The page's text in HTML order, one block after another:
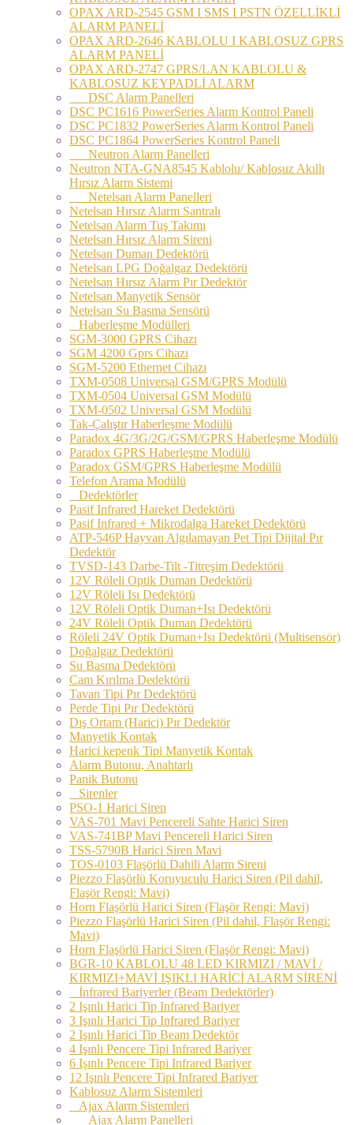
OPAX ARD-2545 GSM I SMS I PSTN ÖZELLİKLİ
ALARM PANELİ
OPAX ARD-2646 KABLOLU I KABLOSUZ GPRS
ALARM PANELİ
OPAX ARD-2747 GPRS/LAN KABLOLU &
KABLOSUZ KEYPADLİ ALARM
DSC Alarm Panelleri
DSC PC1616 PowerSeries Alarm Kontrol Paneli
DSC PC1832 PowerSeries Alarm Kontrol Paneli
DSC PC1864 PowerSeries Kontrol Paneli
Neutron Alarm Panelleri
Neutron NTA-GNA8545 Kablolu/ Kablosuz Akıllı
Hırsız Alarm Sistemi
Netelsan Alarm Panelleri
Netelsan Hırsız Alarm Santralı
Netelsan Alarm Tuş Takımı
Netelsan Hırsız Alarm Sireni
Netelsan Duman Dedektörü
Netelsan LPG Doğalgaz Dedektörü
Netelsan Hırsız Alarm Pır Dedektör
Netelsan Manyetik Sensör
Netelsan Su Basma Sensörü
Haberleşme Modülleri
SGM-3000 GPRS Cihazı
SGM 4200 Gprs Cihazı
SGM-5200 Ethernet Cihazı
TXM-0508 Universal GSM/GPRS Modülü
TXM-0504 Universal GSM Modülü
TXM-0502 Universal GSM Modülü
Tak-Çalıştır Haberleşme Modülü
Paradox 4G/3G/2G/GSM/GPRS Haberleşme Modülü
Paradox GPRS Haberleşme Modülü
Paradox GSM/GPRS Haberleşme Modülü
Telefon Arama Modülü
Dedektörler
Pasif Infrared Hareket Dedektörü
Pasif Infrared + Mikrodalga Hareket Dedektörü
ATP-546P Hayvan Algılamayan Pet Tipi Dijital Pır
Dedektör
TVSD-143 Darbe-Tilt -Titreşim Dedektörü
12V Röleli Optik Duman Dedektörü
12V Röleli Isı Dedektörü
12V Röleli Optik Duman+Isı Dedektörü
24V Röleli Optik Duman Dedektörü
Röleli 24V Optik Duman+Isı Dedektörü (Multisensör)
Doğalgaz Dedektörü
Su Basma Dedektörü
Cam Kırılma Dedektörü
Tavan Tipi Pır Dedektörü
Perde Tipi Pır Dedektörü
Dış Ortam (Harici) Pır Dedektör
Manyetik Kontak
Harici kepenk Tipi Manyetik Kontak
Alarm Butonu, Anahtarlı
Panik Butonu
Sirenler
PSO-1 Harici Siren
VAS-701 Mavi Pencereli Sahte Harici Siren
VAS-741BP Mavi Pencereli Harici Siren
TSS-5790B Harici Siren Mavi
TOS-0103 Flaşörlü Dahili Alarm Sireni
Piezzo Flaşörlü Koruyuculu Harici Siren (Pil dahil,
Flaşör Rengi: Mavi)
Horn Flaşörlü Harici Siren (Flaşör Rengi: Mavi)
Piezzo Flaşörlü Harici Siren (Pil dahil, Flaşör Rengi:
Mavi)
Horn Flaşörlü Harici Siren (Flaşör Rengi: Mavi)
BGR-10 KABLOLU 48 LED KIRMIZI / MAVİ /
KIRMIZI+MAVİ IŞIKLI HARİCİ ALARM SİRENİ
İnfrared Bariyerler (Beam Dedektörler)
2 Işınlı Harici Tip Infrared Bariyer
3 Işınlı Harici Tip Infrared Bariyer
2 Işınlı Harici Tip Beam Dedektör
4 Işınlı Pencere Tipi Infrared Bariyer
6 Işınlı Pencere Tipi Infrared Bariyer
12 Işınlı Pencere Tipi Infrared Bariyer
Kablosuz Alarm Sistemleri
Ajax Alarm Sistemleri
Ajax Alarm Panelleri